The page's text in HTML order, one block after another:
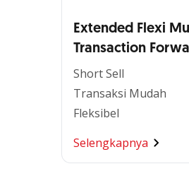
Extended Flexi
Transaction
Short Sell
Transaksi Mudah
Fleksibel
Selengkapnya